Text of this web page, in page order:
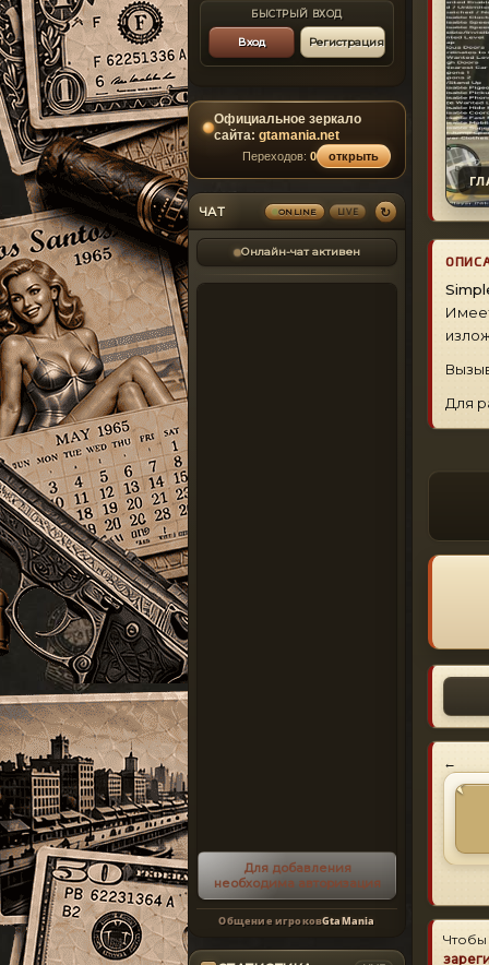
БЫСТРЫЙ ВХОД
Вход Регистрация
Официальное зеркало
сайта: gtamania.net
Переходов: 0 открыть
ЧАТ ONLINE LIVE ↻
Онлайн-чат активен
Для добавления
необходима авторизация
Общение игроковGtaMania
Для
←
Чтобы